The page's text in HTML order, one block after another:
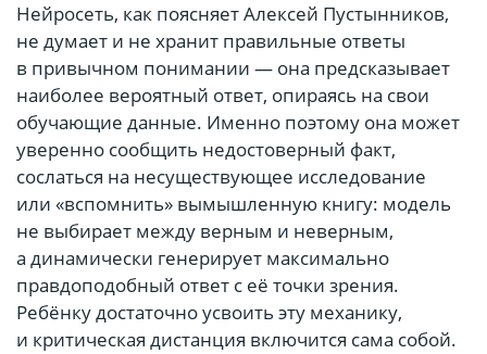
Нейросеть, как поясняет Алексей Пустынников,
не думает и не хранит правильные ответы
в привычном понимании — она предсказывает
наиболее вероятный ответ, опираясь на свои
обучающие данные. Именно поэтому она может
уверенно сообщить недостоверный факт,
сослаться на несуществующее исследование
или «вспомнить» вымышленную книгу: модель
не выбирает между верным и неверным,
а динамически генерирует максимально
правдоподобный ответ с её точки зрения.
Ребёнку достаточно усвоить эту механику,
и критическая дистанция включится сама собой.